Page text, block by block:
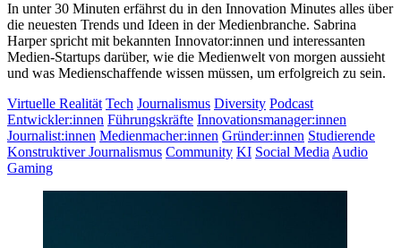
In unter 30 Minuten erfährst du in den Innovation Minutes alles über
die neuesten Trends und Ideen in der Medienbranche. Sabrina
Harper spricht mit bekannten Innovator:innen und interessanten
Medien-Startups darüber, wie die Medienwelt von morgen aussieht
und was Medienschaffende wissen müssen, um erfolgreich zu sein.
Virtuelle Realität Tech Journalismus Diversity Podcast
Entwickler:innen Führungskräfte Innovationsmanager:innen
Journalist:innen Medienmacher:innen Gründer:innen Studierende
Konstruktiver Journalismus Community KI Social Media Audio
Gaming